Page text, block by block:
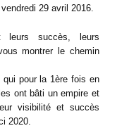
29 avril 2016.
leurs succès, leurs
montrer le chemin
qui pour la 1ère fois en
ont bâti un empire et
visibilité et succès
2020.